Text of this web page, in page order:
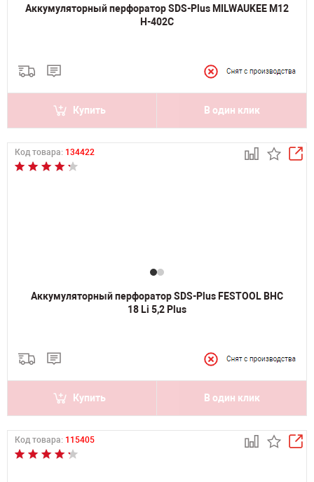
Аккумуляторный перфоратор SDS-Plus MILWAUKEE M12
H-402C
Купить В один клик
Код товара: 134422
Аккумуляторный перфоратор SDS-Plus FESTOOL BHC
18 Li 5,2 Plus
Купить В один клик
Код товара: 115405